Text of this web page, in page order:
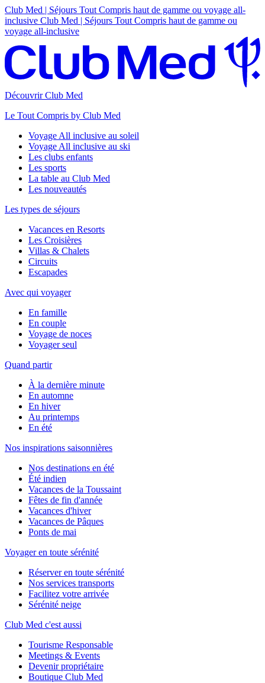
Club Med | Séjours Tout Compris haut de gamme ou voyage all-
inclusive Club Med | Séjours Tout Compris haut de gamme ou
voyage all-inclusive
Découvrir Club Med
Le Tout Compris by Club Med
Voyage All inclusive au soleil
Voyage All inclusive au ski
Les clubs enfants
Les sports
La table au Club Med
Les nouveautés
Les types de séjours
Vacances en Resorts
Les Croisières
Villas & Chalets
Circuits
Escapades
Avec qui voyager
En famille
En couple
Voyage de noces
Voyager seul
Quand partir
À la dernière minute
En automne
En hiver
Au printemps
En été
Nos inspirations saisonnières
Nos destinations en été
Été indien
Vacances de la Toussaint
Fêtes de fin d'année
Vacances d'hiver
Vacances de Pâques
Ponts de mai
Voyager en toute sérénité
Réserver en toute sérénité
Nos services transports
Facilitez votre arrivée
Sérénité neige
Club Med c'est aussi
Tourisme Responsable
Meetings & Events
Devenir propriétaire
Boutique Club Med